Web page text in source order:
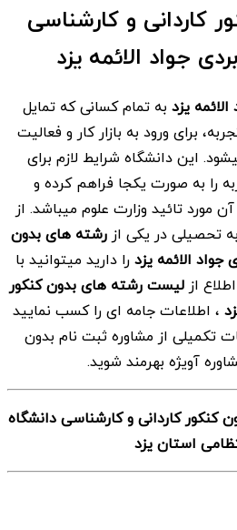
کاردانی و کارشناسی
جواد الائمه یزد
یزد به تمام کسانی که تمایل
برای ورود به بازار کار و فعالیت
این دانشگاه شرایط لازم برای
را به صورت یکجا فراهم کرده و
مورد تائید وزارت علوم میباشد. از
تحصیلی در یکی ازرشته های بدون
جواد الائمه یزدرا دارید میتوانید با
ازلیست رشته های بدون کنکور
، اطلاعات جامه ای را کسب نمایید
تکمیلی از مشاوره ثبت نام بدون
آویژه بهرمند شوید.
کنکور کاردانی و کارشناسی دانشگاه
استان یزد